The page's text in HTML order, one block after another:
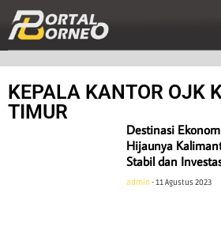
KEPALA KANTOR OJK
TIMUR
Destinasi
Hijaunya
Stabil dan
admin 11 Agustus 2023